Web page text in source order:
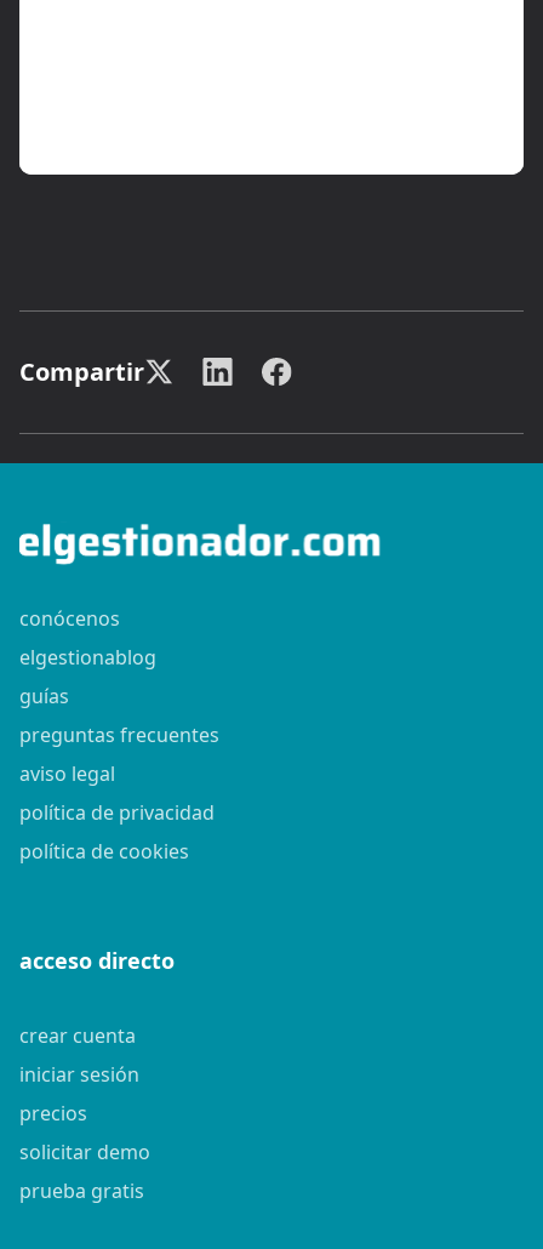
Compartir
conócenos
elgestionablog
guías
preguntas frecuentes
aviso legal
política de privacidad
política de cookies
acceso directo
crear cuenta
iniciar sesión
precios
solicitar demo
prueba gratis